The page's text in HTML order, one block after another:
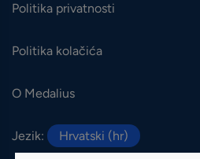
Politika privatnosti
Politika kolačića
O Medalius
Jezik: Hrvatski (hr)